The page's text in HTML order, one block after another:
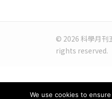
© 2026 科學月刊
rights reserved.
We use cookies to